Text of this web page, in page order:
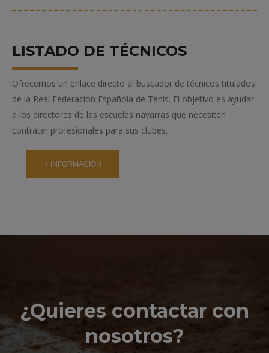
LISTADO DE TÉCNICOS
Ofrecemos un enlace directo al buscador de técnicos titulados
de la Real Federación Española de Tenis. El objetivo es ayudar
a los directores de las escuelas navarras que necesiten
contratar profesionales para sus clubes.
+ INFORMACIÓN
¿Quieres contactar con
nosotros?